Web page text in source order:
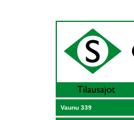
Vaunu 339